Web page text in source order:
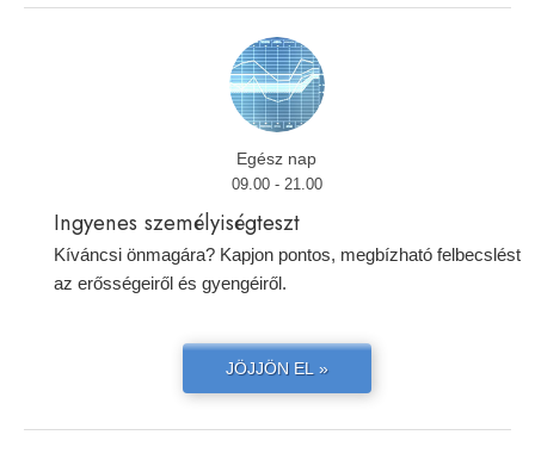
Egész nap
09.00 - 21.00
Ingyenes személyiségteszt
Kíváncsi önmagára? Kapjon pontos, megbízható felbecslést
az erősségeiről és gyengéiről.
JÖJJÖN EL »